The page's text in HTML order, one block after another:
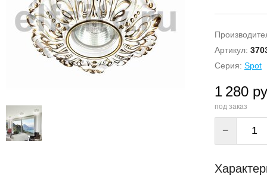
Артикул:
Серия: Spot
1 280
под заказ
−